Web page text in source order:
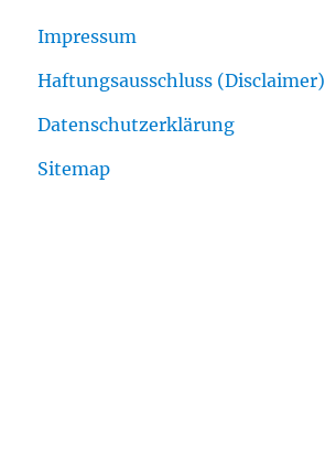
Impressum
Haftungsausschluss (Disclaimer)
Datenschutzerklärung
Sitemap